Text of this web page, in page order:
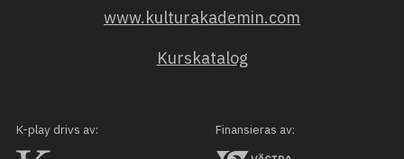
www.kulturakademin.com
Kurskatalog
K-play drivs av: Finansieras av: